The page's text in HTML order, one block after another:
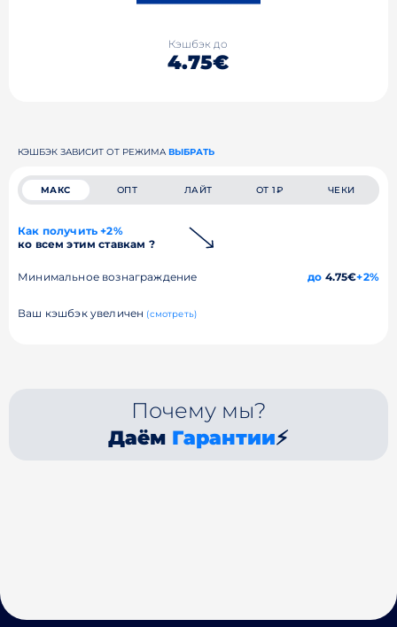
Кэшбэк до
4.75€
КЭШБЭК ЗАВИСИТ ОТ РЕЖИМА ВЫБРАТЬ
МАКС ОПТ ЛАЙТ ОТ 1₽ ЧЕКИ
Как получить +2%
ко всем этим ставкам ?
Минимальное вознаграждение до 4.75€+2%
Ваш кэшбэк увеличен (смотреть)
Почему мы?
Даём Гарантии⚡